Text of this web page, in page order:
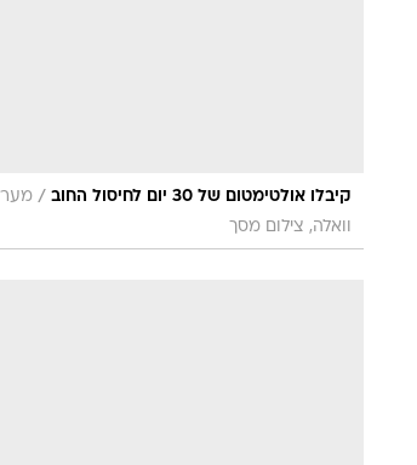
קיבלו אולטימטום של 30 יום לחיסול החוב /
וואלה, צילום מסך